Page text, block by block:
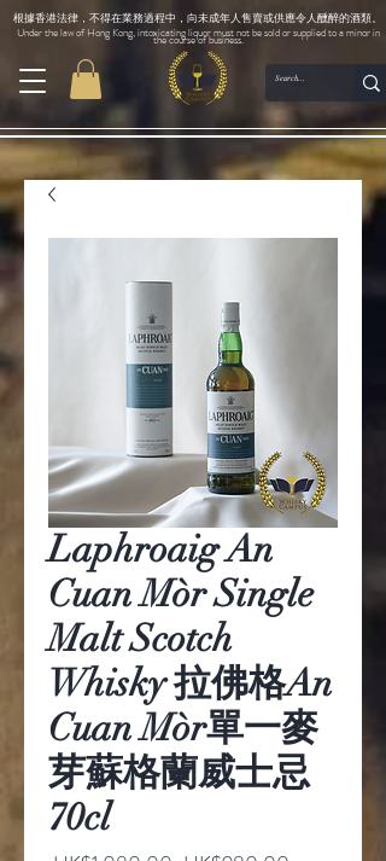
根據香港法律，不得在業務過程中，向未成年人售賣或供應令人醺醉的酒類。
Under the law of Hong Kong, intoxicating liquor must not be sold or supplied to a minor in
the course of business.
Laphroaig An
Cuan Mòr Single
Malt Scotch
Whisky 拉佛格An
Cuan Mòr單一麥
芽蘇格蘭威士忌
70cl